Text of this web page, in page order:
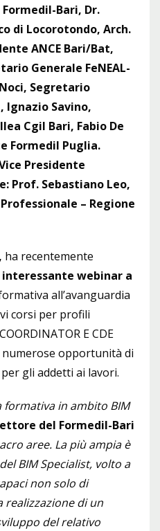
Bari, Dr.
di Locorotondo, Arch.
ANCE Bari/Bat,
Generale FeNEAL-
Segretario
Ignazio Savino,
Cgil Bari, Fabio De
Formedil Puglia.
Presidente
Prof. Sebastiano Leo,
– Regione
, ha recentemente
webinar a
all’avanguardia
corsi per profili
E CDE
numerose opportunità di
gli addetti ai lavori.
formativa in ambito BIM
del Formedil-Bari
aree. La più ampia è
BIM Specialist, volto a
non solo di
realizzazione di un
del relativo